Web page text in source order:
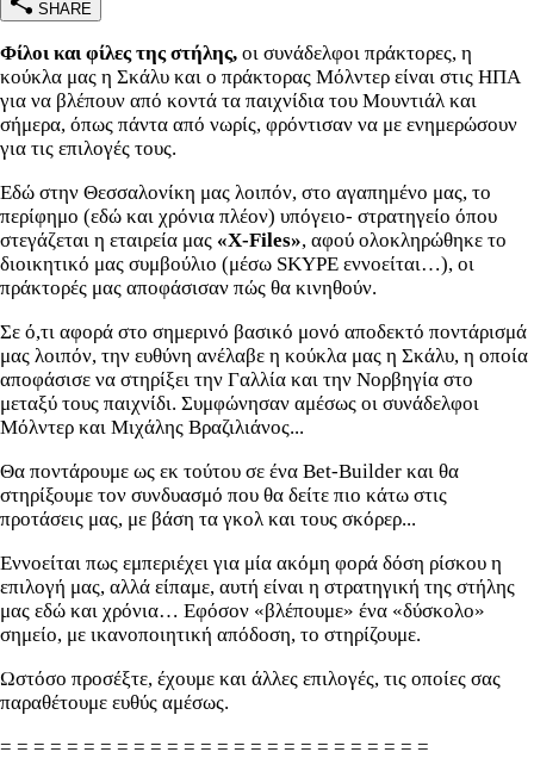
SHARE
Φίλοι και φίλες της στήλης, οι συνάδελφοι πράκτορες, η
κούκλα μας η Σκάλυ και ο πράκτορας Μόλντερ είναι στις ΗΠΑ
για να βλέπουν από κοντά τα παιχνίδια του Μουντιάλ και
σήμερα, όπως πάντα από νωρίς, φρόντισαν να με ενημερώσουν
για τις επιλογές τους.
Εδώ στην Θεσσαλονίκη μας λοιπόν, στο αγαπημένο μας, το
περίφημο (εδώ και χρόνια πλέον) υπόγειο- στρατηγείο όπου
στεγάζεται η εταιρεία μας «X-Files», αφού ολοκληρώθηκε το
διοικητικό μας συμβούλιο (μέσω SKYPE εννοείται…), οι
πράκτορές μας αποφάσισαν πώς θα κινηθούν.
Σε ό,τι αφορά στο σημερινό βασικό μονό αποδεκτό ποντάρισμά
μας λοιπόν, την ευθύνη ανέλαβε η κούκλα μας η Σκάλυ, η οποία
αποφάσισε να στηρίξει την Γαλλία και την Νορβηγία στο
μεταξύ τους παιχνίδι. Συμφώνησαν αμέσως οι συνάδελφοι
Μόλντερ και Μιχάλης Βραζιλιάνος...
Θα ποντάρουμε ως εκ τούτου σε ένα Bet-Builder και θα
στηρίξουμε τον συνδυασμό που θα δείτε πιο κάτω στις
προτάσεις μας, με βάση τα γκολ και τους σκόρερ...
Εννοείται πως εμπεριέχει για μία ακόμη φορά δόση ρίσκου η
επιλογή μας, αλλά είπαμε, αυτή είναι η στρατηγική της στήλης
μας εδώ και χρόνια… Εφόσον «βλέπουμε» ένα «δύσκολο»
σημείο, με ικανοποιητική απόδοση, το στηρίζουμε.
Ωστόσο προσέξτε, έχουμε και άλλες επιλογές, τις οποίες σας
παραθέτουμε ευθύς αμέσως.
= = = = = = = = = = = = = = = = = = = = = = = = = =